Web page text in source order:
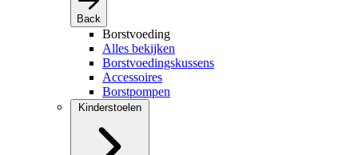
Back
Borstvoeding
Alles bekijken
Borstvoedingskussens
Accessoires
Borstpompen
Kinderstoelen